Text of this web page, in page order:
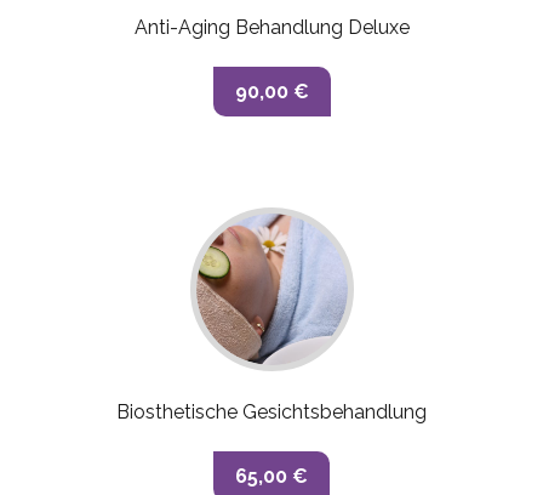
Anti-Aging Behandlung Deluxe
90,00 €
Biosthetische Gesichtsbehandlung
65,00 €